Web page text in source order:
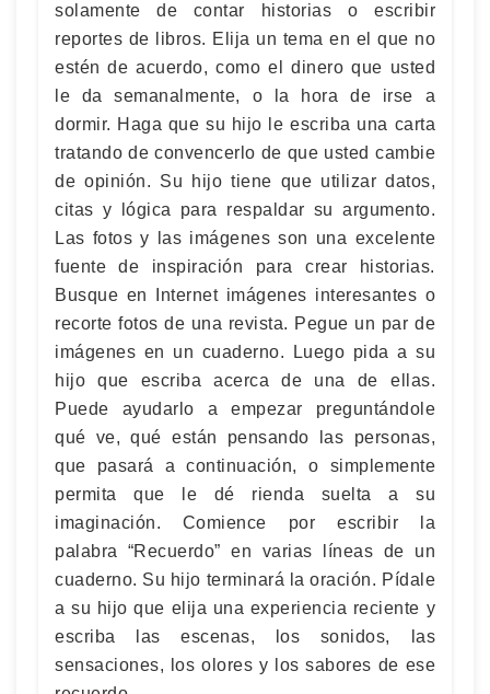
solamente de contar historias o escribir
reportes de libros. Elija un tema en el que no
estén de acuerdo, como el dinero que usted
le da semanalmente, o la hora de irse a
dormir. Haga que su hijo le escriba una carta
tratando de convencerlo de que usted cambie
de opinión. Su hijo tiene que utilizar datos,
citas y lógica para respaldar su argumento.
Las fotos y las imágenes son una excelente
fuente de inspiración para crear historias.
Busque en Internet imágenes interesantes o
recorte fotos de una revista. Pegue un par de
imágenes en un cuaderno. Luego pida a su
hijo que escriba acerca de una de ellas.
Puede ayudarlo a empezar preguntándole
qué ve, qué están pensando las personas,
que pasará a continuación, o simplemente
permita que le dé rienda suelta a su
imaginación. Comience por escribir la
palabra “Recuerdo” en varias líneas de un
cuaderno. Su hijo terminará la oración. Pídale
a su hijo que elija una experiencia reciente y
escriba las escenas, los sonidos, las
sensaciones, los olores y los sabores de ese